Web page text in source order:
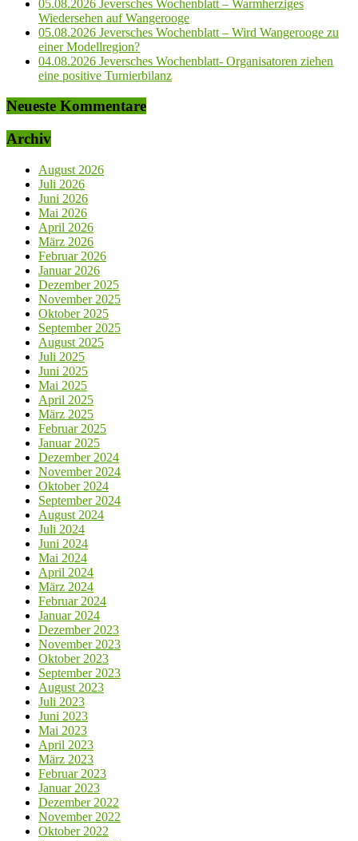
05.08.2026 Jeversches Wochenblatt – Warmherziges
Wiedersehen auf Wangerooge
05.08.2026 Jeversches Wochenblatt – Wird Wangerooge zu
einer Modellregion?
04.08.2026 Jeversches Wochenblatt- Organisatoren ziehen
eine positive Turnierbilanz
Neueste Kommentare
Archiv
August 2026
Juli 2026
Juni 2026
Mai 2026
April 2026
März 2026
Februar 2026
Januar 2026
Dezember 2025
November 2025
Oktober 2025
September 2025
August 2025
Juli 2025
Juni 2025
Mai 2025
April 2025
März 2025
Februar 2025
Januar 2025
Dezember 2024
November 2024
Oktober 2024
September 2024
August 2024
Juli 2024
Juni 2024
Mai 2024
April 2024
März 2024
Februar 2024
Januar 2024
Dezember 2023
November 2023
Oktober 2023
September 2023
August 2023
Juli 2023
Juni 2023
Mai 2023
April 2023
März 2023
Februar 2023
Januar 2023
Dezember 2022
November 2022
Oktober 2022